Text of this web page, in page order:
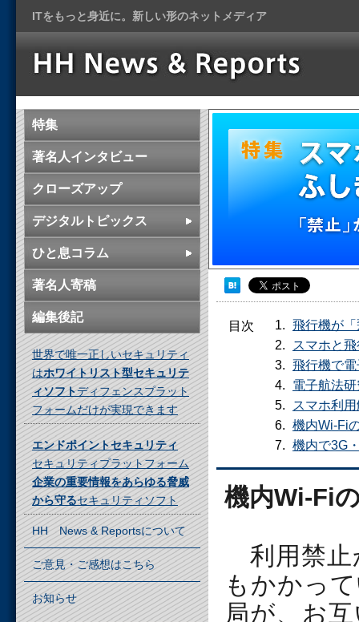
ITをもっと身近に。新しい形のネットメディア
特集
著名人インタビュー
クローズアップ
デジタルトピックス
ひと息コラム
著名人寄稿
編集後記
世界で唯一正しいセキュリティ
はホワイトリスト型セキュリテ
ィソフトディフェンスプラット
フォームだけが実現できます
エンドポイントセキュリティ
セキュリティプラットフォーム
企業の重要情報をあらゆる脅威
から守るセキュリティソフト
HH News & Reportsについて
ご意見・ご感想はこちら
お知らせ
特集 普及
高齢化社
目次
飛行機が
スマホと
飛行機で
電子航法
スマホ利
機内Wi-Fi
機内で3G
機内Wi-Fi
利用禁止
もかかっ
局が、お